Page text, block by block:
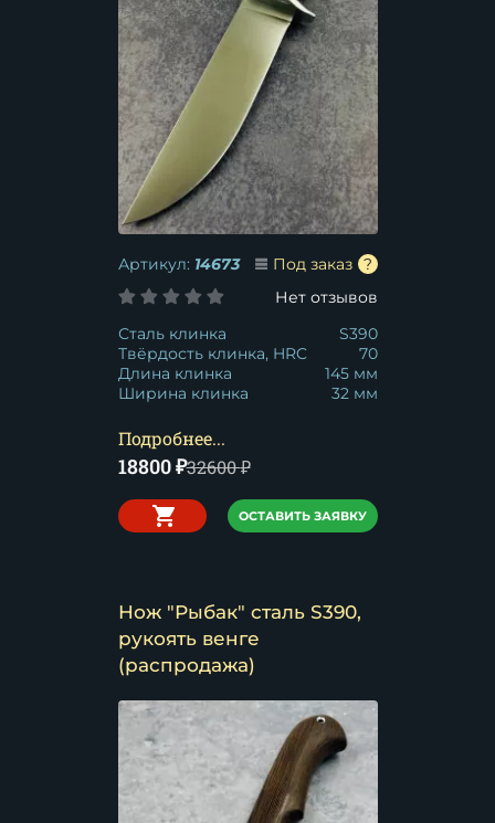
Артикул: 14673
Под заказ
Нет отзывов
Сталь клинка
S390
Твёрдость клинка, HRC
70
Длина клинка
145 мм
Ширина клинка
32 мм
Подробнее...
18800₽32600₽
ОСТАВИТЬ ЗАЯВКУ
Нож "Рыбак" сталь S390,
рукоять венге
(распродажа)